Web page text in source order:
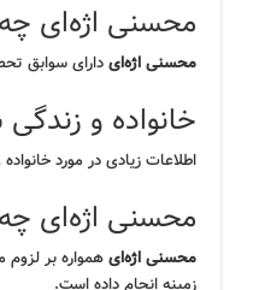
محسنی اژه‌ای
محسنی اژه‌ایدارای سوابق
خانواده و
اطلاعات زیادی در مورد
محسنی اژه‌ای
محسنی اژه‌ایهمواره بر لزوم